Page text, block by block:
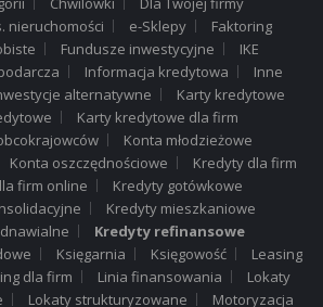
nieruchomości
e-Sklepy
Faktoring
Fundusze inwestycyjne
IKE
Informacja kredytowa
Inne
alternatywne
Karty kredytowe
Karty kredytowe dla firm
Konta młodzieżowe
Konta oszczędnościowe
Kredyty dla firm
firm online
Kredyty gotówkowe
Kredyty mieszkaniowe
Kredyty refinansowe
Księgarnia Księgowość
Leasing
dla firm Linia finansowania
Lokaty
Lokaty strukturyzowane
Motoryzacja